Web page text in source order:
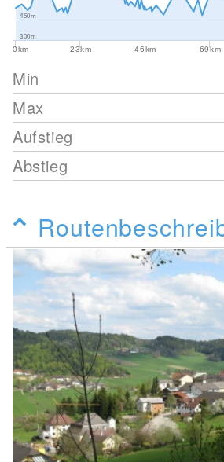
0km 23km 46km 69km
300m
450m
Min
Max
Aufstieg
Abstieg